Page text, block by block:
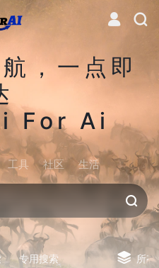
，一点即
i For Ai
工具 社区 生活
专用搜索 所有